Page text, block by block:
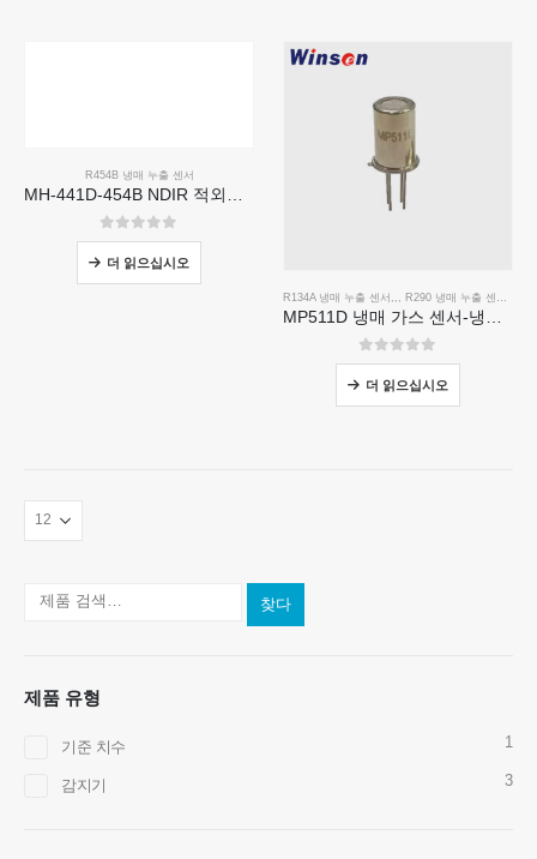
R454B 냉매 누출 센서
05 중
더 읽으십시오
R134A 냉매 누출 센서 R290 냉매 누출 센서
05 중
더 읽으십시오
찾다
제품 유형
기준 치수 1
감지기 3